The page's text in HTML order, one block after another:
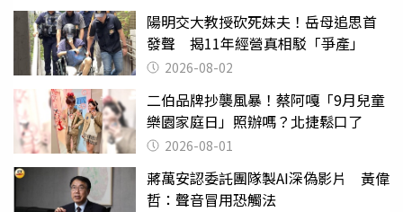
陽明交大教授砍死妹夫！岳母追思首
發聲 揭11年經營真相駁「爭產」
2026-08-02
二伯品牌抄襲風暴！蔡阿嘎「9月兒童
樂園家庭日」照辦嗎？北捷鬆口了
2026-08-01
蔣萬安認委託團隊製AI深偽影片 黃偉
哲：聲音冒用恐觸法